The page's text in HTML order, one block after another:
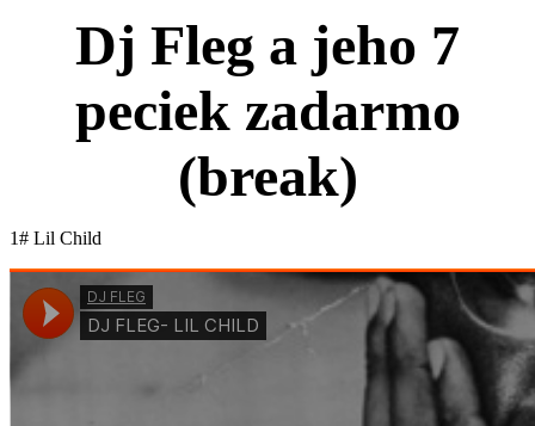
Dj Fleg a jeho 7
peciek zadarmo
(break)
1# Lil Child